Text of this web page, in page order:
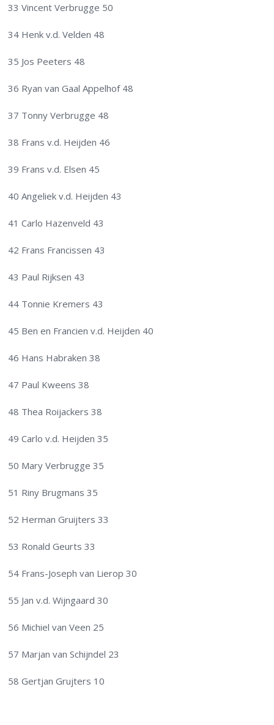
33 Vincent Verbrugge 50
34 Henk v.d. Velden 48
35 Jos Peeters 48
36 Ryan van Gaal Appelhof 48
37 Tonny Verbrugge 48
38 Frans v.d. Heijden 46
39 Frans v.d. Elsen 45
40 Angeliek v.d. Heijden 43
41 Carlo Hazenveld 43
42 Frans Francissen 43
43 Paul Rijksen 43
44 Tonnie Kremers 43
45 Ben en Francien v.d. Heijden 40
46 Hans Habraken 38
47 Paul Kweens 38
48 Thea Roijackers 38
49 Carlo v.d. Heijden 35
50 Mary Verbrugge 35
51 Riny Brugmans 35
52 Herman Gruijters 33
53 Ronald Geurts 33
54 Frans-Joseph van Lierop 30
55 Jan v.d. Wijngaard 30
56 Michiel van Veen 25
57 Marjan van Schijndel 23
58 Gertjan Grujters 10